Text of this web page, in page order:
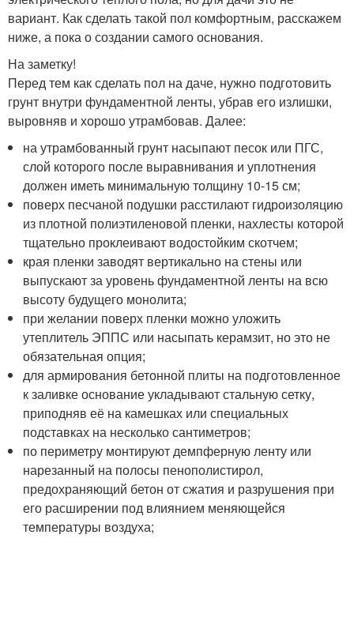
вариант. Как сделать такой пол комфортным, расскажем
ниже, а пока о создании самого основания.
На заметку!
Перед тем как сделать пол на даче, нужно подготовить
грунт внутри фундаментной ленты, убрав его излишки,
выровняв и хорошо утрамбовав. Далее:
на утрамбованный грунт насыпают песок или ПГС,
слой которого после выравнивания и уплотнения
должен иметь минимальную толщину 10-15 см;
поверх песчаной подушки расстилают гидроизоляцию
из плотной полиэтиленовой пленки, нахлесты которой
тщательно проклеивают водостойким скотчем;
края пленки заводят вертикально на стены или
выпускают за уровень фундаментной ленты на всю
высоту будущего монолита;
при желании поверх пленки можно уложить
утеплитель ЭППС или насыпать керамзит, но это не
обязательная опция;
для армирования бетонной плиты на подготовленное
к заливке основание укладывают стальную сетку,
приподняв её на камешках или специальных
подставках на несколько сантиметров;
по периметру монтируют демпферную ленту или
нарезанный на полосы пенополистирол,
предохраняющий бетон от сжатия и разрушения при
его расширении под влиянием меняющейся
температуры воздуха;